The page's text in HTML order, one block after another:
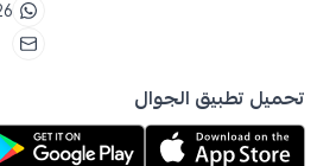
تحميل تطبيق الجوال